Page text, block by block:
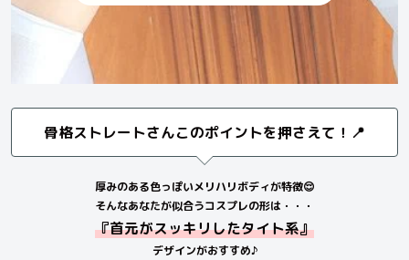
骨格ストレートさんこのポイントを押さえて！📍
厚みのある色っぽいメリハリボディが特徴😌
そんなあなたが似合うコスプレの形は・・・
『首元がスッキリしたタイト系』
デザインがおすすめ♪